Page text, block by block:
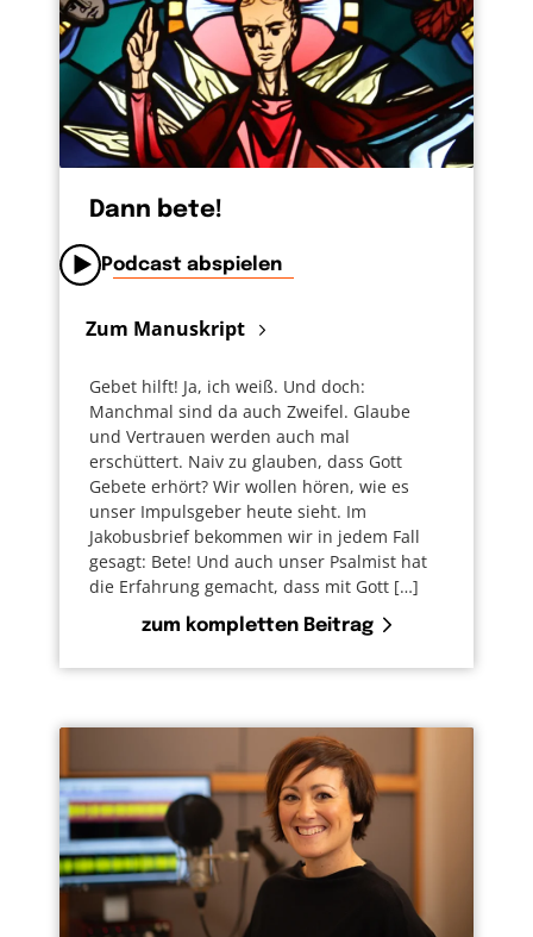
Dann bete!
Podcast abspielen
Zum Manuskript
Gebet hilft! Ja, ich weiß. Und doch:
Manchmal sind da auch Zweifel. Glaube
und Vertrauen werden auch mal
erschüttert. Naiv zu glauben, dass Gott
Gebete erhört? Wir wollen hören, wie es
unser Impulsgeber heute sieht. Im
Jakobusbrief bekommen wir in jedem Fall
gesagt: Bete! Und auch unser Psalmist hat
die Erfahrung gemacht, dass mit Gott […]
zum kompletten Beitrag